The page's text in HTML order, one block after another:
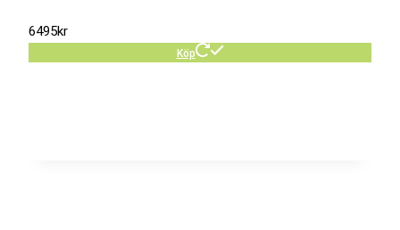
6495kr
Köp